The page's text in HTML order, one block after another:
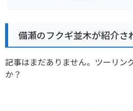
備瀬のフクギ並木が紹介さ
記事はまだありません。ツーリン
か？